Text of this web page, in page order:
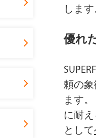
します
優れ
頼の
ます
に耐
として